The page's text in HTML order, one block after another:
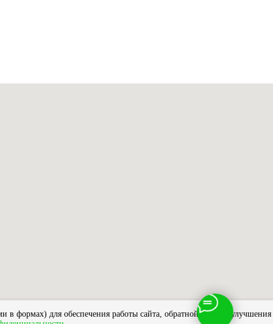
формах) для обеспечения работы сайта, обратной связи и улучшения